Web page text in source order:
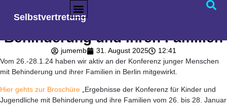
Selbstvertretung
Ergebnisse der Konferenz von
jungen Menschen mit
Behinderung und ihren Familien
jumemb 31. August 2025
12:41
Vom 26.-28.1.24 haben wir aktiv an der Konferenz junger Menschen
mit Behinderung und ihrer Familien in Berlin mitgewirkt.
Hier gehts zur Broschüre „Ergebnisse der Konferenz für Kinder und
Jugendliche mit Behinderung und ihre Familien vom 26. bis 28. Januar